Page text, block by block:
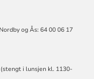
og Ås: 64 00 06 17
i lunsjen kl. 1130-